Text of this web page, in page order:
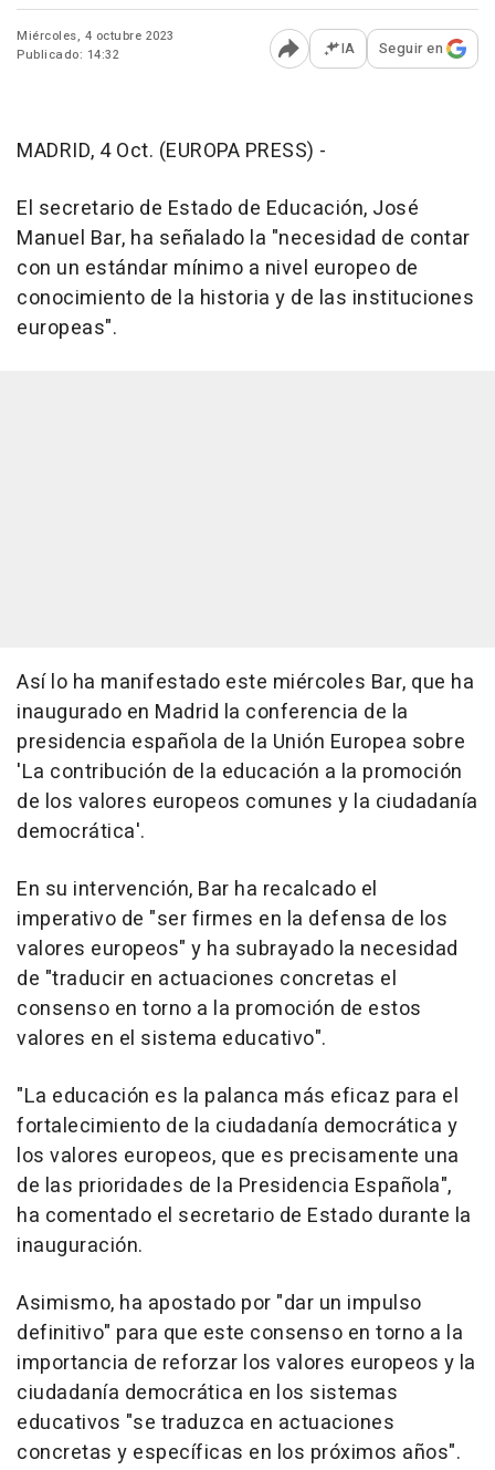
Miércoles, 4 octubre 2023
Publicado: 14:32
Abrir opciones para
IA Seguir en
MADRID, 4 Oct. (EUROPA PRESS) -
El secretario de Estado de Educación, José
Manuel Bar, ha señalado la "necesidad de contar
con un estándar mínimo a nivel europeo de
conocimiento de la historia y de las instituciones
europeas".
Así lo ha manifestado este miércoles Bar, que ha
inaugurado en Madrid la conferencia de la
presidencia española de la Unión Europea sobre
'La contribución de la educación a la promoción
de los valores europeos comunes y la ciudadanía
democrática'.
En su intervención, Bar ha recalcado el
imperativo de "ser firmes en la defensa de los
valores europeos" y ha subrayado la necesidad
de "traducir en actuaciones concretas el
consenso en torno a la promoción de estos
valores en el sistema educativo".
"La educación es la palanca más eficaz para el
fortalecimiento de la ciudadanía democrática y
los valores europeos, que es precisamente una
de las prioridades de la Presidencia Española",
ha comentado el secretario de Estado durante la
inauguración.
Asimismo, ha apostado por "dar un impulso
definitivo" para que este consenso en torno a la
importancia de reforzar los valores europeos y la
ciudadanía democrática en los sistemas
educativos "se traduzca en actuaciones
concretas y específicas en los próximos años".